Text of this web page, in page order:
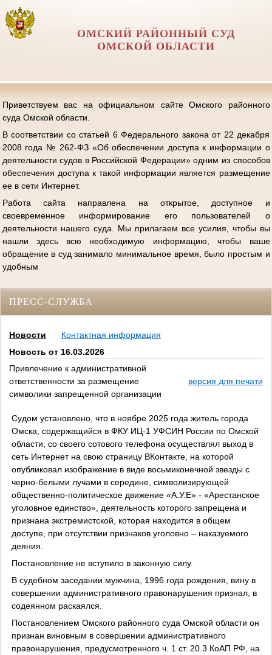
ОМСКИЙ РАЙОННЫЙ СУД
ОМСКОЙ ОБЛАСТИ
Приветствуем вас на официальном сайте Омского районного
суда Омской области.
В соответствии со статьей 6 Федерального закона от 22 декабря
2008 года № 262-ФЗ «Об обеспечении доступа к информации о
деятельности судов в Российской Федерации» одним из способов
обеспечения доступа к такой информации является размещение
ее в сети Интернет.
Работа сайта направлена на открытое, доступное и
своевременное информирование его пользователей о
деятельности нашего суда. Мы прилагаем все усилия, чтобы вы
нашли здесь всю необходимую информацию, чтобы ваше
обращение в суд занимало минимальное время, было простым и
удобным
ПРЕСС-СЛУЖБА
Новости
Контактная информация
Новость от 16.03.2026
Привлечение к административной
ответственности за размещение
символики запрещенной организации
версия для печати
Судом установлено, что в ноябре 2025 года житель города
Омска, содержащийся в ФКУ ИЦ-1 УФСИН России по Омской
области, со своего сотового телефона осуществлял выход в
сеть Интернет на свою страницу ВКонтакте, на которой
опубликовал изображение в виде восьмиконечной звезды с
черно-белыми лучами в середине, символизирующей
общественно-политическое движение «А.У.Е» - «Арестанское
уголовное единство», деятельность которого запрещена и
признана экстремистской, которая находится в общем
доступе, при отсутствии признаков уголовно – наказуемого
деяния.
Постановление не вступило в законную силу.
В судебном заседании мужчина, 1996 года рождения, вину в
совершении административного правонарушения признал, в
содеянном раскаялся.
Постановлением Омского районного суда Омской области он
признан виновным в совершении административного
правонарушения, предусмотренного ч. 1 ст. 20.3 КоАП РФ, на